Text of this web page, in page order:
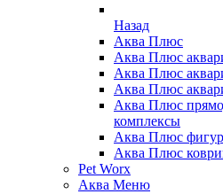
Назад
Аква Плюс
Аква Плюс
Аква Плюс
Аква Плюс
Аква Плюс
комплексы
Аква Плюс
Аква Плюс
Pet Worx
Аква Меню